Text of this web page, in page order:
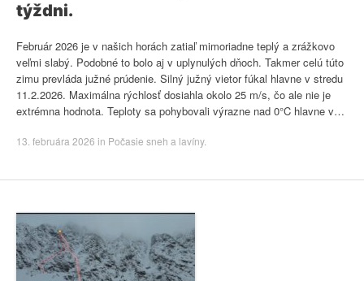
týždni.
Február 2026 je v našich horách zatiaľ mimoriadne teplý a zrážkovo
veľmi slabý. Podobné to bolo aj v uplynulých dňoch. Takmer celú túto
zimu prevláda južné prúdenie. Silný južný vietor fúkal hlavne v stredu
11.2.2026. Maximálna rýchlosť dosiahla okolo 25 m/s, čo ale nie je
extrémna hodnota. Teploty sa pohybovali výrazne nad 0°C hlavne v…
13. februára 2026 in Počasie sneh a lavíny.